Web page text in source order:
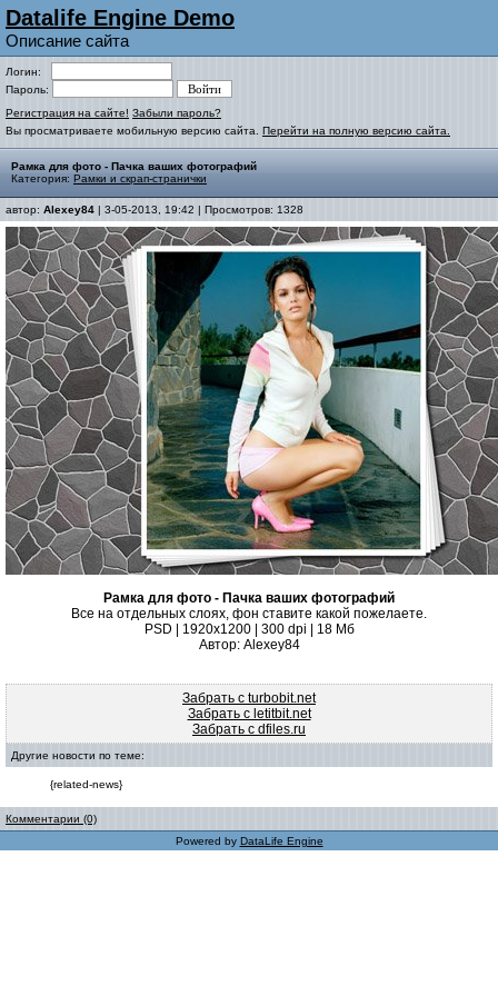
Datalife Engine Demo
Описание сайта
Логин:
Пароль:
Регистрация на сайте! Забыли пароль?
Вы просматриваете мобильную версию сайта. Перейти на полную версию сайта.
Рамка для фото - Пачка ваших фотографий
Категория: Рамки и скрап-странички
автор: Alexey84 | 3-05-2013, 19:42 | Просмотров: 1328
Рамка для фото - Пачка ваших фотографий
Все на отдельных слоях, фон ставите какой пожелаете.
PSD | 1920x1200 | 300 dpi | 18 Мб
Автор: Alexey84
Забрать с turbobit.net
Забрать с letitbit.net
Забрать с dfiles.ru
Другие новости по теме:
{related-news}
Комментарии (0)
Powered by DataLife Engine